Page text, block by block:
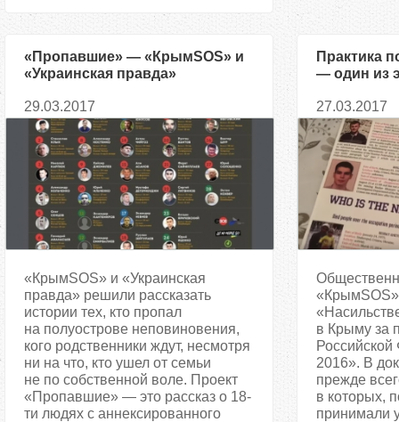
«Пропавшие» — «КрымSOS» и
«Украинская правда»
оккупантов
29.03.2017
«КрымSOS» и «Украинская
правда» решили рассказать
истории тех, кто пропал
на полуострове неповиновения,
кого родственники ждут, несмотря
ни на что, кто ушел от семьи
не по собственной воле. Проект
«Пропавшие» — это рассказ о 18-
ти людях с аннексированного
Практика
— один из
27.03.2017
«КрымSOS»
в Крыму за
2016». В
прежде
в которых,
принимали